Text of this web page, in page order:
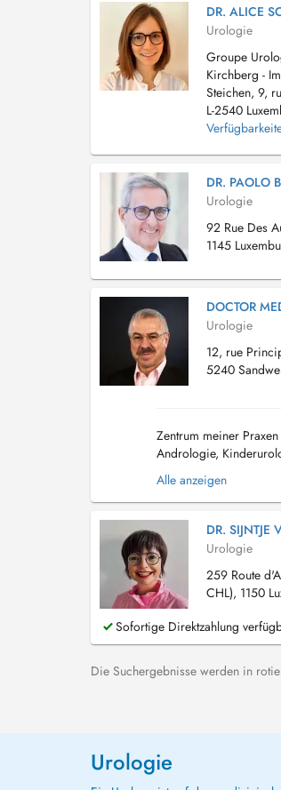
DR. ALICE
Urologie
Groupe
Kirchberg -
Steichen, 9,
L-2540
DR. PAOLO
Urologie
92 Rue Des
1145
DOCTOR
Urologie
12, rue
5240
Zentrum meiner
Andrologie,
zur Indikation zu
Alle anzeigen
DR. SIJNTJE
Urologie
259 Route
CHL), 1150
Sofortige Direktzahlung
Die Suchergebnisse werden in
Urologie